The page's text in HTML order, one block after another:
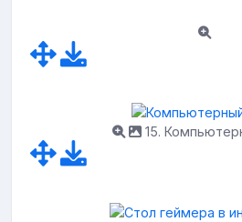
15.